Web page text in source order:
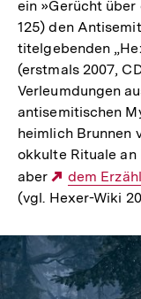
ein »Gerücht über
125) den
titelgebenden
(erstmals 2007,
Verleumdungen
antisemitischen
heimlich Brunnen
okkulte Rituale
aber
Externer
Link:
dem
(vgl. Hexer-Wiki